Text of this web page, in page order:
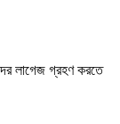
লাগেজ গ্রহণ করতে